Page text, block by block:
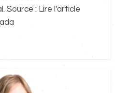
Source : Lire l'article